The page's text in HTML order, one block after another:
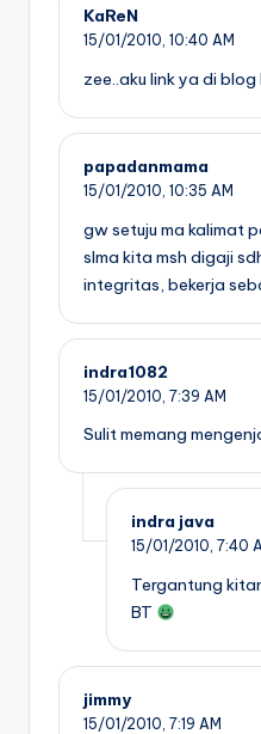
KaReN
15/01/2010, 10:40 AM
zee..aku link ya di blog
papadanmama
15/01/2010, 10:35 AM
gw setuju ma kalimat
slma kita msh digaji
integritas, bekerja
indra1082
15/01/2010, 7:39 AM
Sulit memang
indra java
15/01/2010, 7:40
Tergantung
BT
jimmy
15/01/2010, 7:19 AM